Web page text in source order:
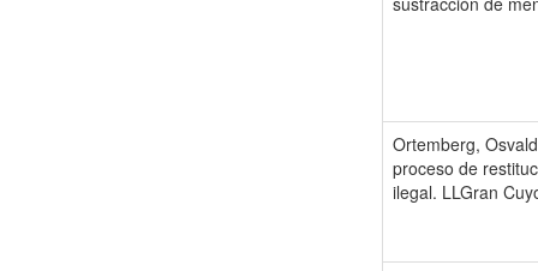
Ortemberg,
proceso de
ilegal. LLGran